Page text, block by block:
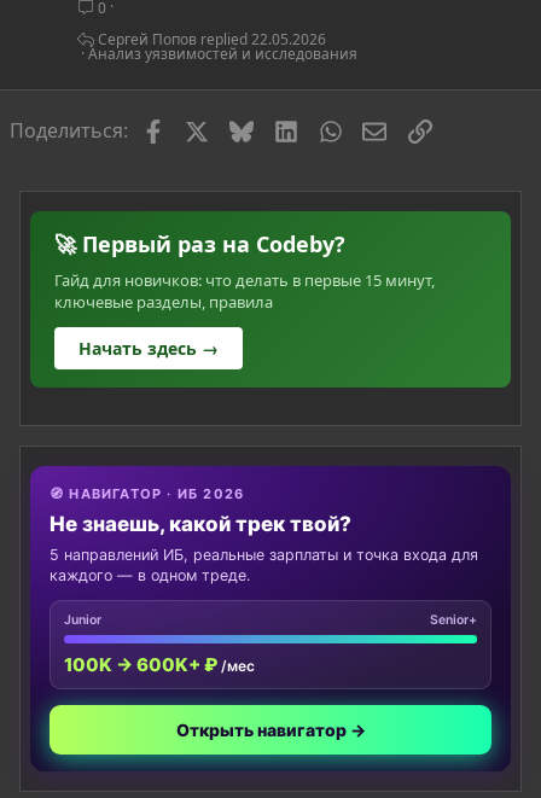
0
Анализ уязвимостей и исследования
22.05.2026
Сергей Попов
Поделиться: FacebookBlueskyLinkedInWhatsAppЭлектронная
Ссылка
🚀 Первый раз на Codeby?
Гайд для новичков: что делать в первые 15 минут,
ключевые разделы, правила
Начать здесь →
🧭 НАВИГАТОР · ИБ 2026
Не знаешь, какой трек твой?
5 направлений ИБ, реальные зарплаты и точка входа для
каждого — в одном треде.
Junior Senior+
100K → 600K+ ₽ /мес
Открыть навигатор →